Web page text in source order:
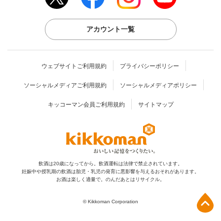
アカウント一覧
ウェブサイトご利用規約 プライバシーポリシー
ソーシャルメディアご利用規約 ソーシャルメディアポリシー
キッコーマン会員ご利用規約 サイトマップ
飲酒は20歳になってから。飲酒運転は法律で禁止されています。
妊娠中や授乳期の飲酒は胎児・乳児の発育に悪影響を与えるおそれがあります。
お酒は楽しく適量で。のんだあとはリサイクル。
© Kikkoman Corporation